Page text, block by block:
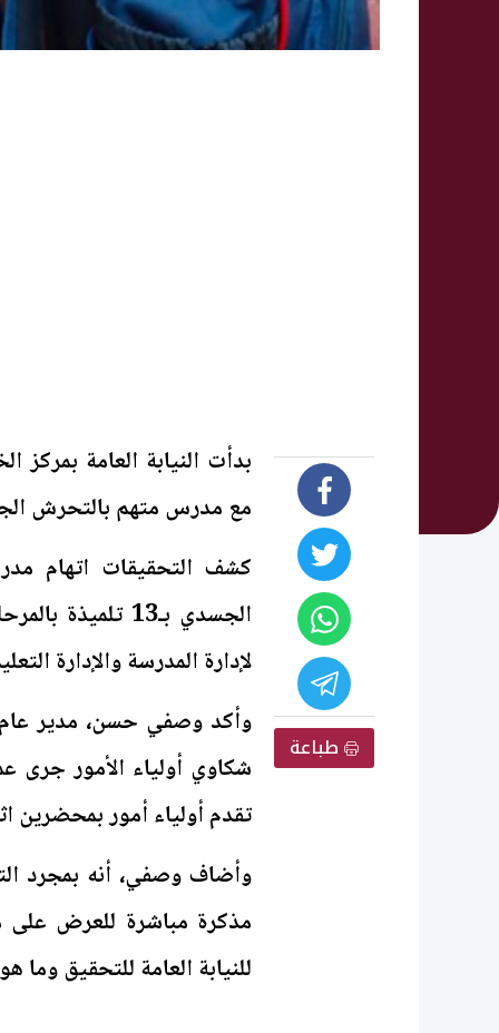
طباعة
بدأت النيابة العامة بمركز
مع مدرس متهم بالتحرش
كشف التحقيقات اتهام
الجسدي بـ13
لإدارة المدرسة والإدارة
وأكد وصفي حسن، مدير عام
تقدم أولياء أمور بمحضرين
وأضاف وصفي، أنه بمجرد
مذكرة مباشرة للعرض على
للنيابة العامة للتحقيق وما